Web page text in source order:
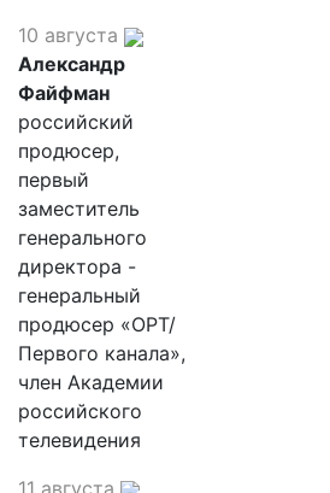
10 августа
Александр
Файфман
российский
продюсер,
первый
заместитель
генерального
директора -
генеральный
продюсер «ОРТ/
Первого канала»,
член Академии
российского
телевидения
11 августа